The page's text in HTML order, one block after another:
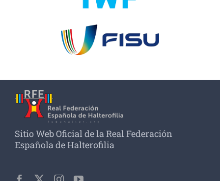
Sitio Web Oficial de la Real Federación
Española de Halterofilia